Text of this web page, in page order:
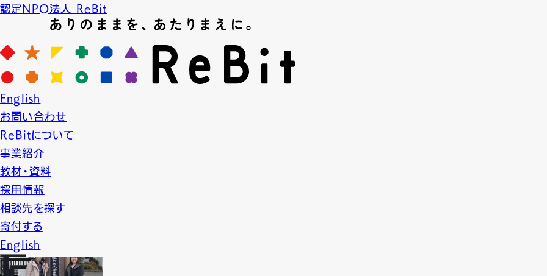
認定NPO法人 ReBit
English
お問い合わせ
ReBitについて
事業紹介
教材・資料
採用情報
相談先を探す
寄付する
English
News
ニュース
2019.12.5
【授業】平塚市立太洋中学校